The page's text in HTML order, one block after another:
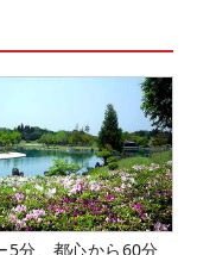
5分、都心から60分